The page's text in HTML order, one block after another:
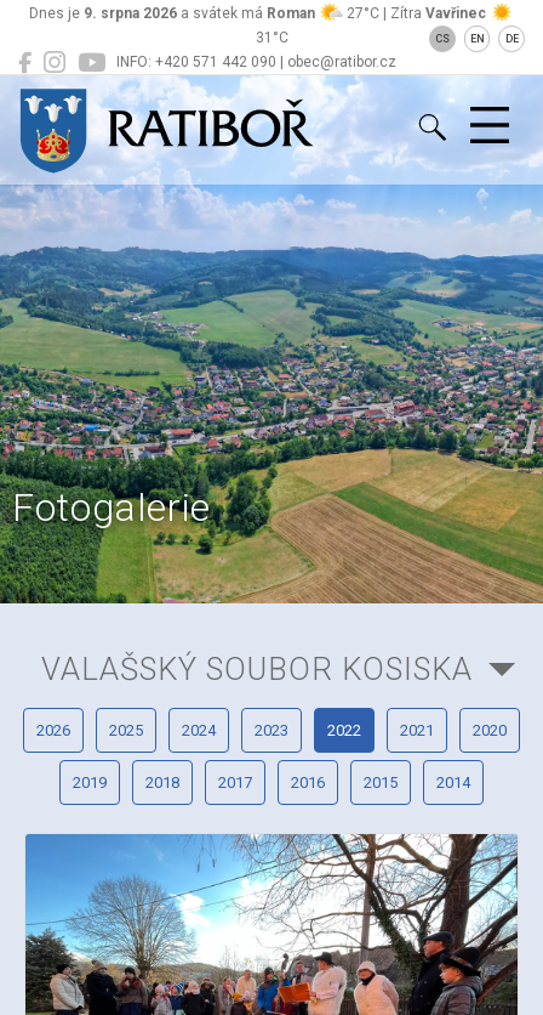
INFO: +420 571 442 090 | obec@ratibor.cz
Dnes je 9. srpna 2026 a svátek má Roman 27°C | Zítra Vavřinec
31°C
CS EN DE
Ratiboř
Fotogalerie
VALAŠSKÝ SOUBOR KOSISKA
2026 2025 2024 2023 2022 2021 2020
2019 2018 2017 2016 2015 2014